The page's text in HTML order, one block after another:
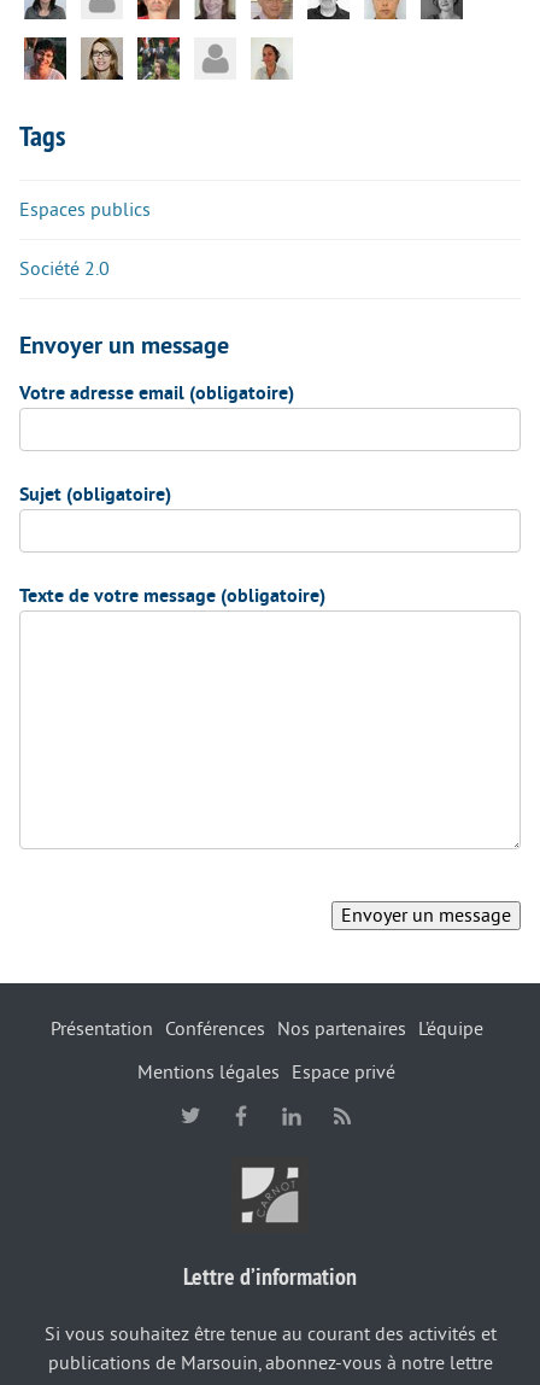
Tags
Espaces publics
Société 2.0
Envoyer un message
Votre adresse email (obligatoire)
Sujet (obligatoire)
Texte de votre message (obligatoire)
Présentation Conférences Nos partenaires
L’équipe
Mentions légales
Espace privé
Lettre d’information
Si vous souhaitez être tenue au courant des activités et
publications de Marsouin, abonnez-vous à notre lettre